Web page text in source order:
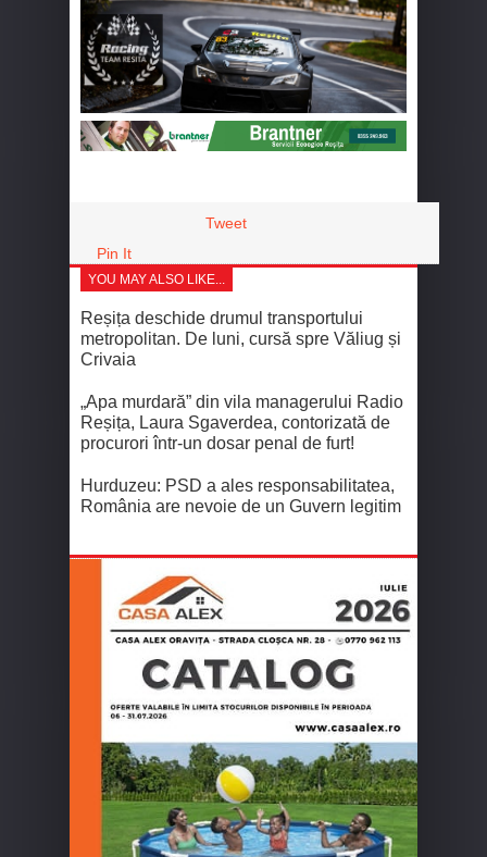
Tweet
Pin It
YOU MAY ALSO LIKE...
Reșița deschide drumul transportului
metropolitan. De luni, cursă spre Văliug și
Crivaia
„Apa murdară” din vila managerului Radio
Reșița, Laura Sgaverdea, contorizată de
procurori într-un dosar penal de furt!
Hurduzeu: PSD a ales responsabilitatea,
România are nevoie de un Guvern legitim